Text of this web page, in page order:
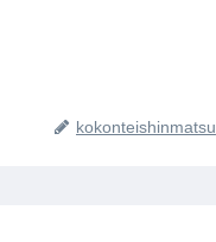
kokonteishinmatsu